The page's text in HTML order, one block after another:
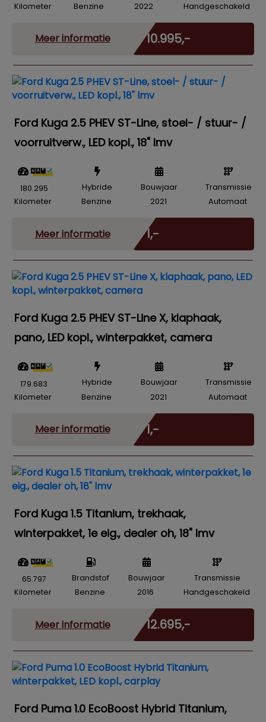
Kilometer
Benzine
2022
Handgeschakeld
Meer informatie € 10.995,-
Ford Kuga 2.5 PHEV ST-Line, stoel- / stuur- /
voorruitverw., LED kopl., 18" lmv
180.295
Kilometer
Hybride
Benzine
Bouwjaar
2021
Transmissie
Automaat
Meer informatie € 1,-
Ford Kuga 2.5 PHEV ST-Line X, klaphaak,
pano, LED kopl., winterpakket, camera
179.683
Kilometer
Hybride
Benzine
Bouwjaar
2021
Transmissie
Automaat
Meer informatie € 1,-
Ford Kuga 1.5 Titanium, trekhaak,
winterpakket, 1e eig., dealer oh, 18" lmv
65.797
Kilometer
Brandstof
Benzine
Bouwjaar
2016
Transmissie
Handgeschakeld
Meer informatie € 12.695,-
Ford Puma 1.0 EcoBoost Hybrid Titanium,